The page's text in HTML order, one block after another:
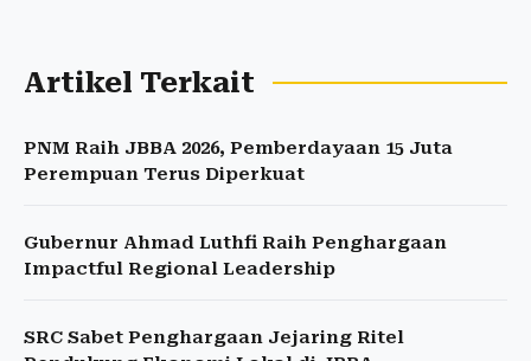
Artikel Terkait
PNM Raih JBBA 2026, Pemberdayaan 15 Juta
Perempuan Terus Diperkuat
Gubernur Ahmad Luthfi Raih Penghargaan
Impactful Regional Leadership
SRC Sabet Penghargaan Jejaring Ritel